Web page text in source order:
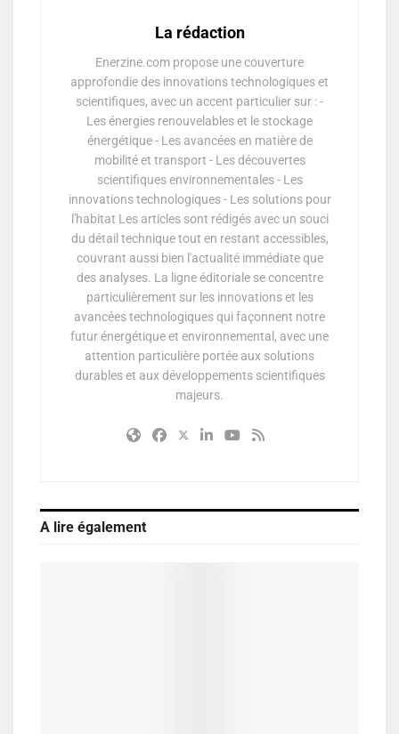
La rédaction
Enerzine.com propose une couverture
approfondie des innovations technologiques et
scientifiques, avec un accent particulier sur : -
Les énergies renouvelables et le stockage
énergétique - Les avancées en matière de
mobilité et transport - Les découvertes
scientifiques environnementales - Les
innovations technologiques - Les solutions pour
l'habitat Les articles sont rédigés avec un souci
du détail technique tout en restant accessibles,
couvrant aussi bien l'actualité immédiate que
des analyses. La ligne éditoriale se concentre
particulièrement sur les innovations et les
avancées technologiques qui façonnent notre
futur énergétique et environnemental, avec une
attention particulière portée aux solutions
durables et aux développements scientifiques
majeurs.
A lire également